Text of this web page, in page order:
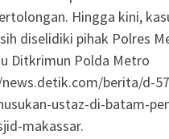
Hingga kini,
diselidiki pihak Polres
Ditkrimun Polda Metro
berita/d-
ustaz-di-batam-
makassar.